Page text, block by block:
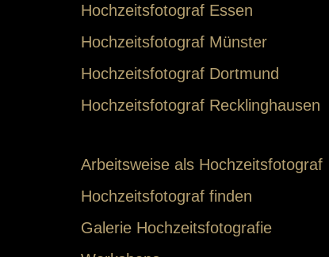
Hochzeitsfotograf Essen
Hochzeitsfotograf Münster
Hochzeitsfotograf Dortmund
Hochzeitsfotograf Recklinghausen
Arbeitsweise als Hochzeitsfotograf
Hochzeitsfotograf finden
Galerie Hochzeitsfotografie